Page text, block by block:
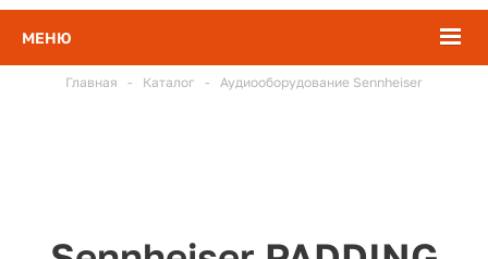
МЕНЮ
Главная - Каталог - Аудиооборудование Sennheiser